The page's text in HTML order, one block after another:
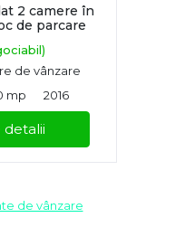
2 camere în
de parcare
de vânzare
mp 2016
detalii
de vânzare